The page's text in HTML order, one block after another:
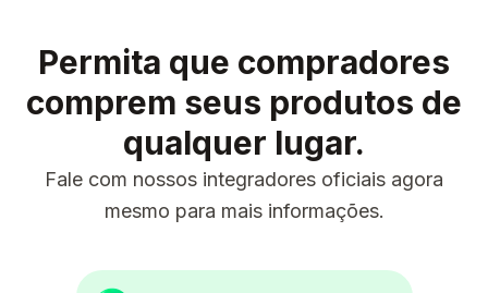
Permita que compradores
comprem seus produtos de
qualquer lugar.
Fale com nossos integradores oficiais agora
mesmo para mais informações.